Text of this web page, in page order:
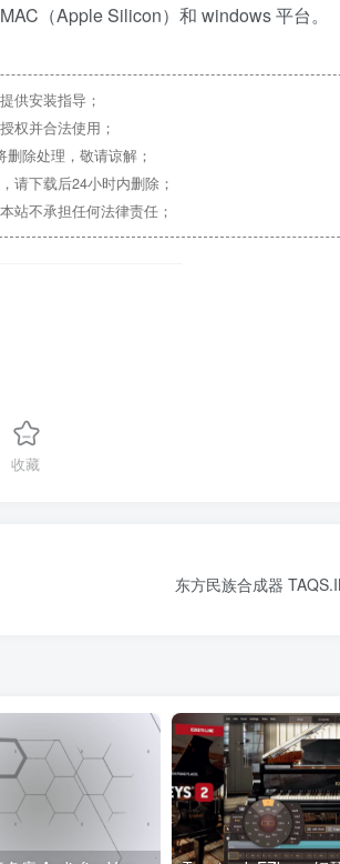
（Apple Silicon）和 windows 平台。
供安装指导；
权并合法使用；
除处理，敬请谅解；
请下载后24小时内删除；
站不承担任何法律责任；
收藏
东方民族合成器